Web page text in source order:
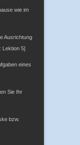
wie im
Ausrichtung
Lektion 5]
eines
Sie Ihr
bzw.